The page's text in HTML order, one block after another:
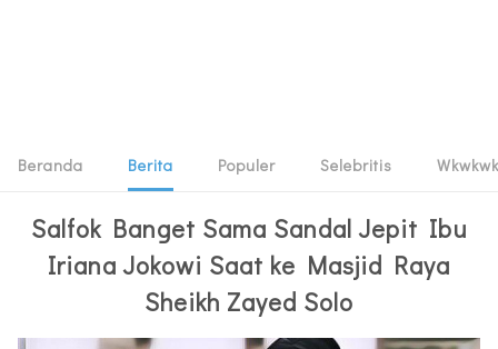
Beranda Berita Populer Selebritis Wkwkwk
Salfok Banget Sama Sandal Jepit Ibu
Iriana Jokowi Saat ke Masjid Raya
Sheikh Zayed Solo